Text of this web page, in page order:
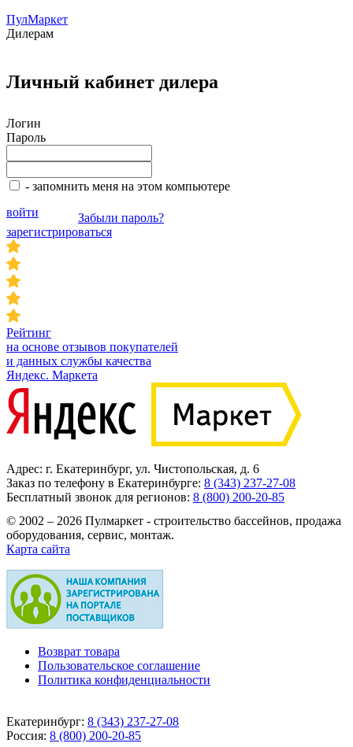
ПулМаркет
Дилерам
Личный кабинет дилера
Логин
Пароль
- запомнить меня на этом компьютере
войти
Забыли пароль?
зарегистрироваться
Рейтинг
на основе отзывов покупателей
и данных службы качества
Яндекс. Маркета
Адрес: г. Екатеринбург, ул. Чистопольская, д. 6
Заказ по телефону в Екатеринбурге: 8 (343) 237-27-08
Бесплатный звонок для регионов: 8 (800) 200-20-85
© 2002 – 2026 Пулмаркет - строительство бассейнов, продажа
оборудования, сервис, монтаж.
Карта сайта
Возврат товара
Пользовательское соглашение
Политика конфиденциальности
Екатеринбург: 8 (343) 237-27-08
Россия: 8 (800) 200-20-85